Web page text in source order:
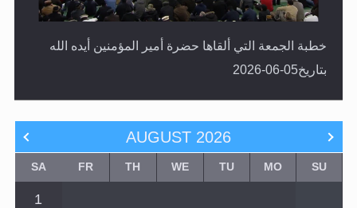
خطبة الجمعة التي ألقاها حضرة أمير المؤمنين أيده الله
بتاريخ05-06-2026
AUGUST 2026
SU
MO
TU
WE
TH
FR
SA
1